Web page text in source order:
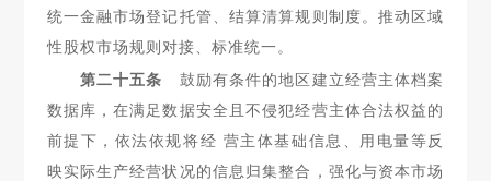
统一金融市场登记托管、结算清算规则制度。推动区域
性股权市场规则对接、标准统一。
第二十五条 鼓励有条件的地区建立经营主体档案
数据库，在满足数据安全且不侵犯经营主体合法权益的
前提下，依法依规将经 营主体基础信息、用电量等反
映实际生产经营状况的信息归集整合，强化与资本市场